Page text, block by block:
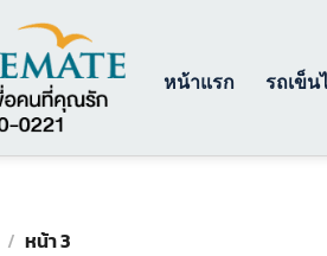
หน้าแรก รถเข็
/ หน้า 3